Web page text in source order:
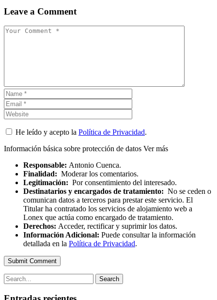
Leave a Comment
He leído y acepto la Política de Privacidad.
Información básica sobre protección de datos Ver más
Responsable: Antonio Cuenca.
Finalidad: Moderar los comentarios.
Legitimación: Por consentimiento del interesado.
Destinatarios y encargados de tratamiento: No se ceden o
comunican datos a terceros para prestar este servicio. El
Titular ha contratado los servicios de alojamiento web a
Lonex que actúa como encargado de tratamiento.
Derechos: Acceder, rectificar y suprimir los datos.
Información Adicional: Puede consultar la información
detallada en la Política de Privacidad.
Submit Comment
Search